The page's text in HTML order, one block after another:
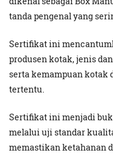
tanda pengenal yang
Sertifikat ini
produsen kotak, jenis
serta kemampuan kotak
tertentu.
Sertifikat ini menjadi
melalui uji standar
memastikan ketahanan